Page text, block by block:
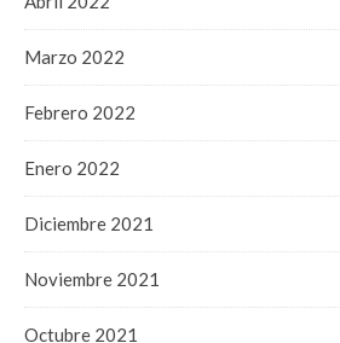
Marzo 2022
Febrero 2022
Enero 2022
Diciembre 2021
Noviembre 2021
Octubre 2021